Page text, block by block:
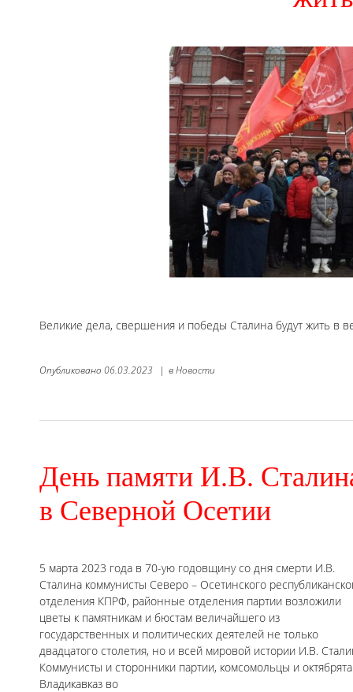
Великие дела, свершения и победы Сталина будут жить в
Опубликовано 06.03.2023 | вНовости
День памяти И.В.
в Северной Осетии
5 марта 2023 года в 70-ую годовщину со дня смерти И.В.
Сталина коммунисты Северо – Осетинского
отделения КПРФ, районные отделения партии возложили
цветы к памятникам и бюстам величайшего из
государственных и политических деятелей не только
двадцатого столетия, но и всей мировой истории И.В.
Коммунисты и сторонники партии, комсомольцы и октябрята
Владикавказ во